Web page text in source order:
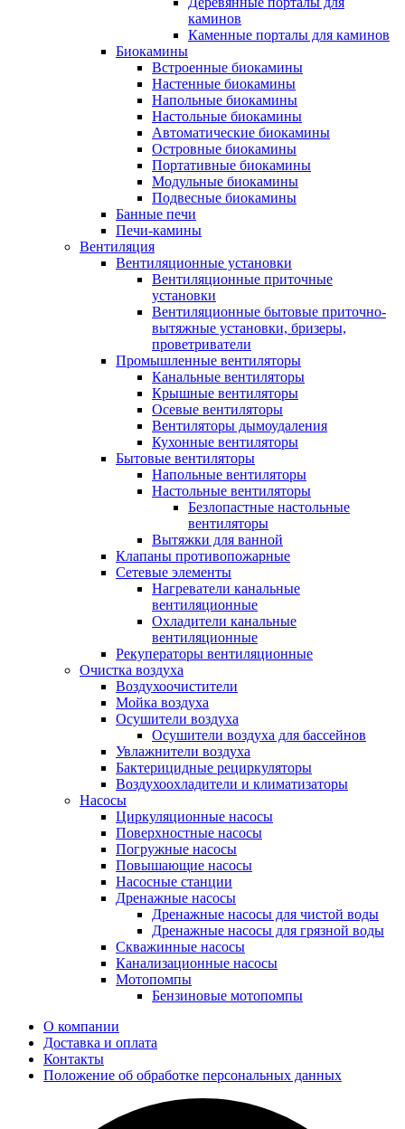
каминов
Каменные порталы для каминов
Биокамины
Встроенные биокамины
Настенные биокамины
Напольные биокамины
Настольные биокамины
Автоматические биокамины
Островные биокамины
Портативные биокамины
Модульные биокамины
Подвесные биокамины
Банные печи
Печи-камины
Вентиляция
Вентиляционные установки
Вентиляционные приточные
установки
Вентиляционные бытовые приточно-
вытяжные установки, бризеры,
проветриватели
Промышленные вентиляторы
Канальные вентиляторы
Крышные вентиляторы
Осевые вентиляторы
Вентиляторы дымоудаления
Кухонные вентиляторы
Бытовые вентиляторы
Напольные вентиляторы
Настольные вентиляторы
Безлопастные настольные
вентиляторы
Вытяжки для ванной
Клапаны противопожарные
Сетевые элементы
Нагреватели канальные
вентиляционные
Охладители канальные
вентиляционные
Рекуператоры вентиляционные
Очистка воздуха
Воздухоочистители
Мойка воздуха
Осушители воздуха
Осушители воздуха для бассейнов
Увлажнители воздуха
Бактерицидные рециркуляторы
Воздухоохладители и климатизаторы
Насосы
Циркуляционные насосы
Поверхностные насосы
Погружные насосы
Повышающие насосы
Насосные станции
Дренажные насосы
Дренажные насосы для чистой воды
Дренажные насосы для грязной воды
Скважинные насосы
Канализационные насосы
Мотопомпы
Бензиновые мотопомпы
О компании
Доставка и оплата
Контакты
Положение об обработке персональных данных